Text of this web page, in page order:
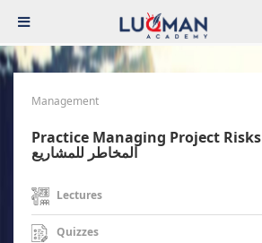
Management
Practice Managing Project Risks تطبيق إدارة
المخاطر للمشاريع
Lectures
Quizzes